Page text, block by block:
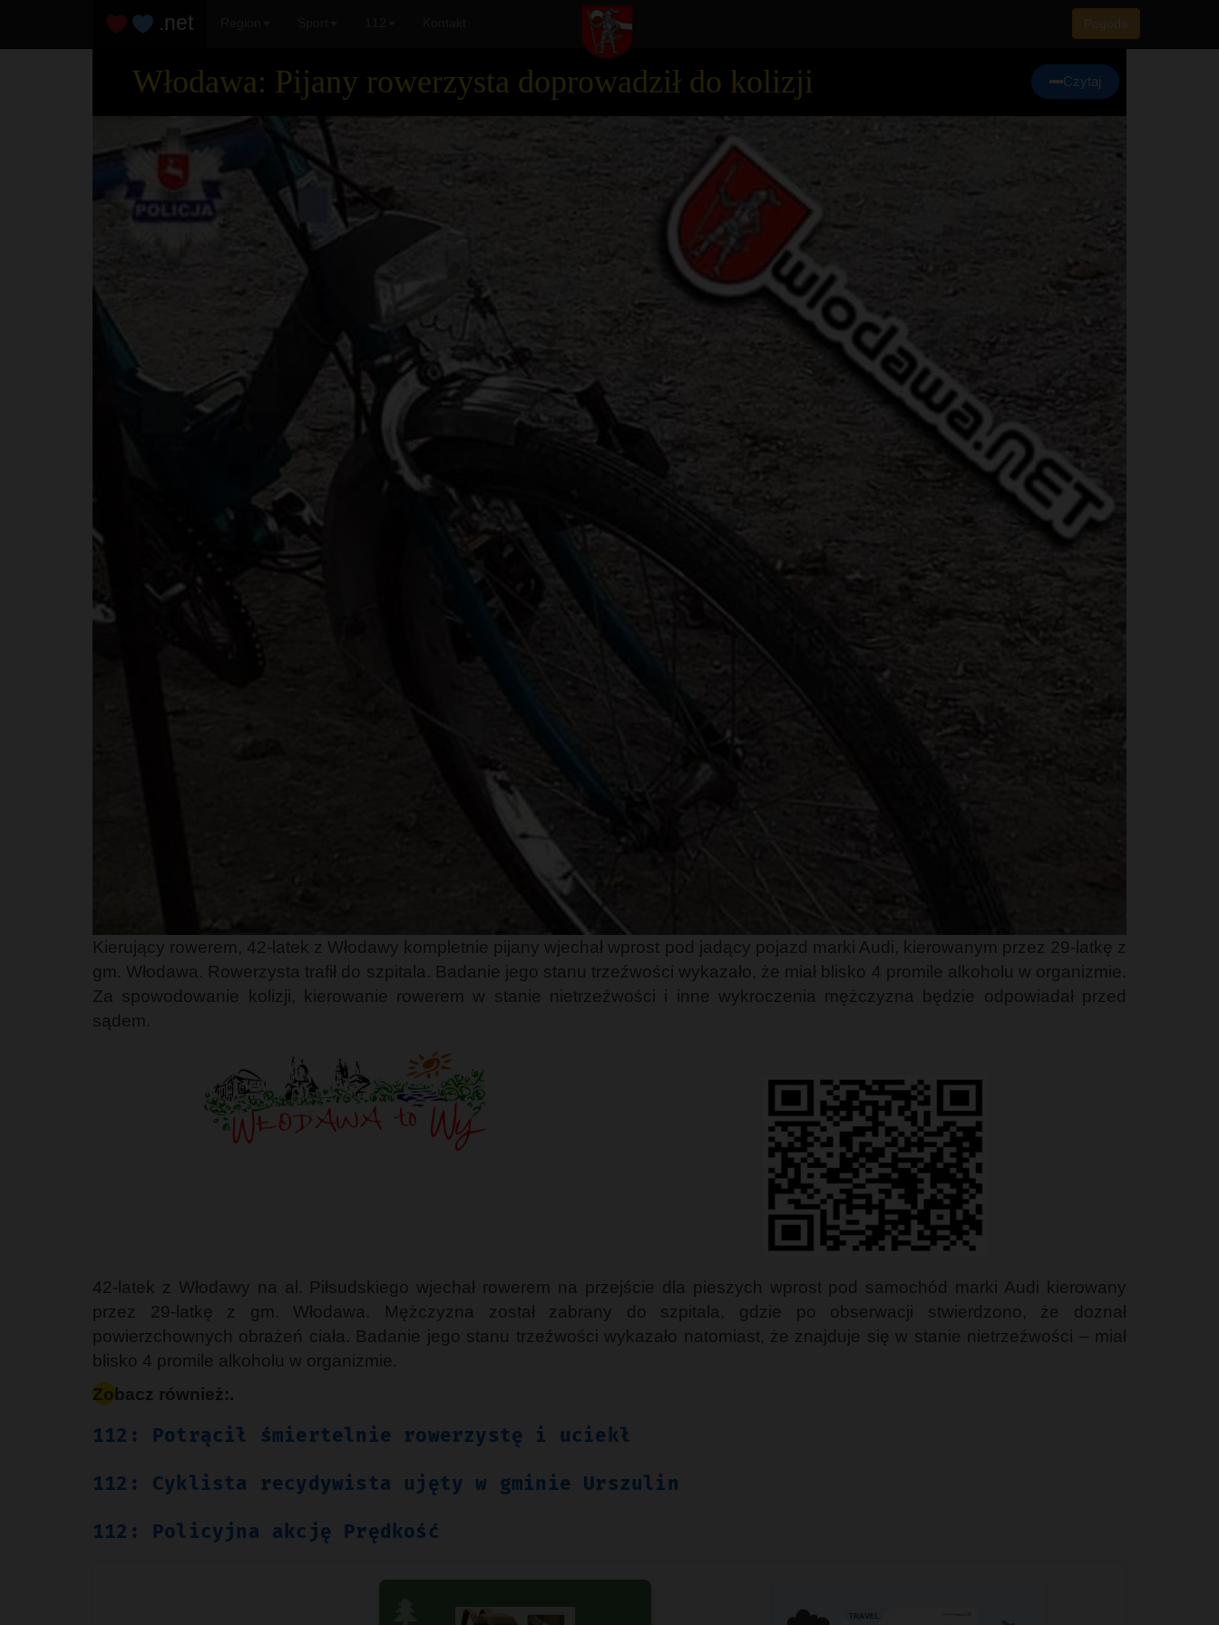
.net Pogoda
Włodawa: Pijany rowerzysta doprowadził do kolizji Czytaj
Kierujący rowerem, 42-latek z Włodawy kompletnie pijany wjechał wprost pod jadący pojazd marki Audi, kierowanym przez 29-latkę z
gm. Włodawa. Rowerzysta trafił do szpitala. Badanie jego stanu trzeźwości wykazało, że miał blisko 4 promile alkoholu w organizmie.
Za spowodowanie kolizji, kierowanie rowerem w stanie nietrzeźwości i inne wykroczenia mężczyzna będzie odpowiadał przed
sądem.
42-latek z Włodawy na al. Piłsudskiego wjechał rowerem na przejście dla pieszych wprost pod samochód marki Audi kierowany
przez 29-latkę z gm. Włodawa. Mężczyzna został zabrany do szpitala, gdzie po obserwacji stwierdzono, że doznał
powierzchownych obrażeń ciała. Badanie jego stanu trzeźwości wykazało natomiast, że znajduje się w stanie nietrzeźwości – miał
blisko 4 promile alkoholu w organizmie.
Zobacz również:.
112: Potrącił śmiertelnie rowerzystę i uciekł
112: Cyklista recydywista ujęty w gminie Urszulin
112: Policyjna akcję Prędkość